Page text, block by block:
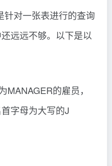
针对一张表进行的查询
远远不够。以下是以
MANAGER的雇员，
字母为大写的J